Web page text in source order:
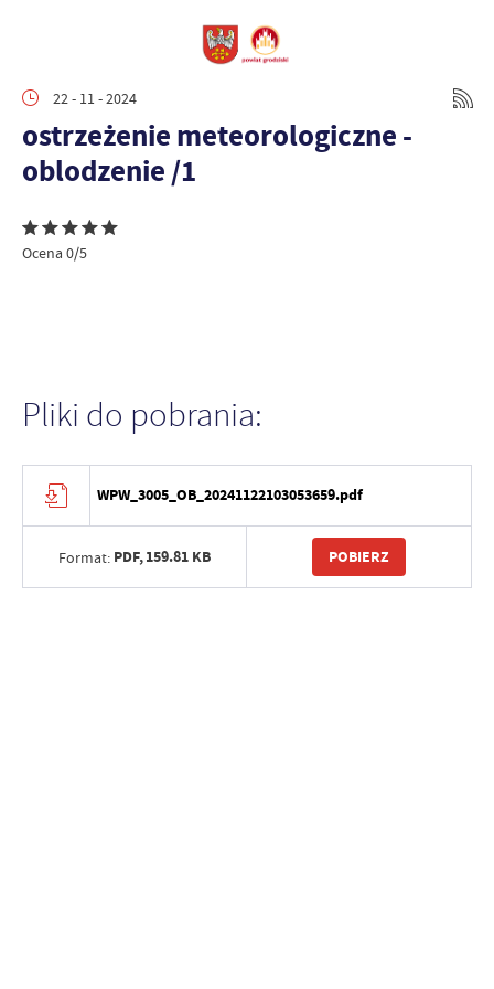
22 - 11 - 2024
ostrzeżenie meteorologiczne -
oblodzenie /1
Ocena 0/5
Pliki do pobrania:
WPW_3005_OB_20241122103053659.pdf
Format: PDF,159.81 KB POBIERZ